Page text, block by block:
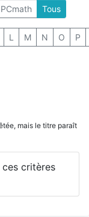
Tous
L M N O P
mais le titre paraît
critères